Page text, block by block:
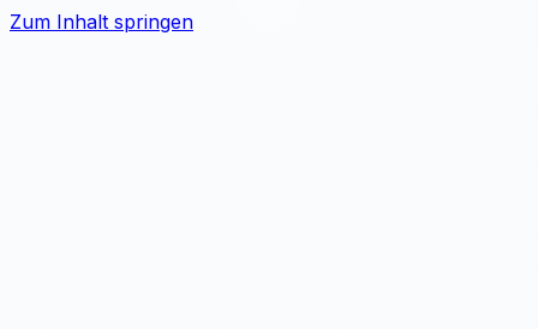
Zum Inhalt springen
Problem